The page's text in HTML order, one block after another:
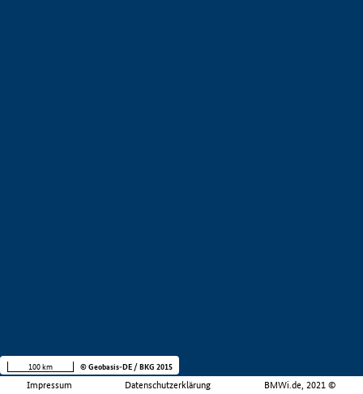
Impressum Datenschutzerklärung BMWi.de, 2021 ©
100 km © Geobasis-DE / BKG 2015